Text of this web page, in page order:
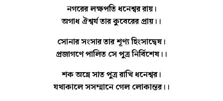
নগরের লক্ষপতি ধনেশ্বর রায়।
অগাধ ঐশ্বর্য তার কুবেরের প্রায়।।
সোনার সংসার তার শূণ্য হিংসাদ্বেষ।
প্রজাগণে পালিত সে পুত্র নির্বিশেষ।।
শক অন্নে সাত পুত্র রাখি ধনেশ্বর।
যথাকালে সসম্মানে গেল লোকান্তর।।